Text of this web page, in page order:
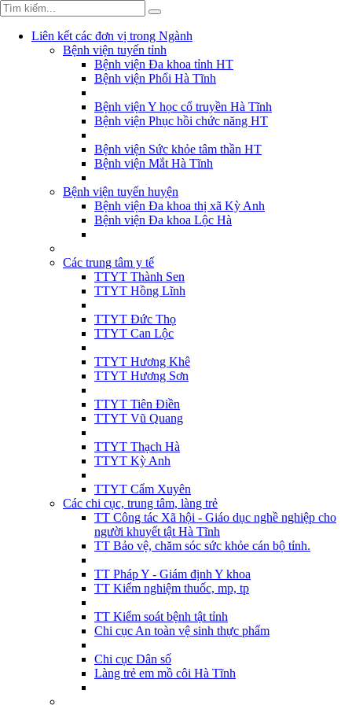
Liên kết các đơn vị trong Ngành
Bệnh viện tuyến tỉnh
Bệnh viện Đa khoa tỉnh HT
Bệnh viện Phổi Hà Tĩnh
Bệnh viện Y học cổ truyền Hà Tĩnh
Bệnh viện Phục hồi chức năng HT
Bệnh viện Sức khỏe tâm thần HT
Bệnh viện Mắt Hà Tĩnh
Bệnh viện tuyến huyện
Bệnh viện Đa khoa thị xã Kỳ Anh
Bệnh viện Đa khoa Lộc Hà
Các trung tâm y tế
TTYT Thành Sen
TTYT Hồng Lĩnh
TTYT Đức Thọ
TTYT Can Lộc
TTYT Hương Khê
TTYT Hương Sơn
TTYT Tiên Điền
TTYT Vũ Quang
TTYT Thạch Hà
TTYT Kỳ Anh
TTYT Cẩm Xuyên
Các chi cục, trung tâm, làng trẻ
TT Công tác Xã hội - Giáo dục nghề nghiệp cho
người khuyết tật Hà Tĩnh
TT Bảo vệ, chăm sóc sức khỏe cán bộ tỉnh.
TT Pháp Y - Giám định Y khoa
TT Kiểm nghiệm thuốc, mp, tp
TT Kiểm soát bệnh tật tỉnh
Chi cục An toàn vệ sinh thực phẩm
Chi cục Dân số
Làng trẻ em mồ côi Hà Tĩnh